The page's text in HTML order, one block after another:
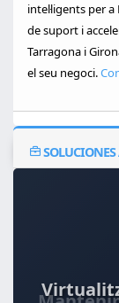
intel·ligents per
de suport i
Tarragona i
el seu negoci.